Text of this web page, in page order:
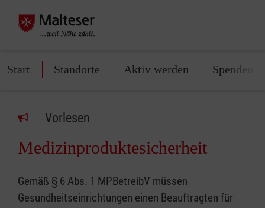
Start Standorte Aktiv werden Spenden
Vorlesen
Medizinproduktesicherheit
Gemäß § 6 Abs. 1 MPBetreibV müssen
Gesundheitseinrichtungen einen Beauftragten für